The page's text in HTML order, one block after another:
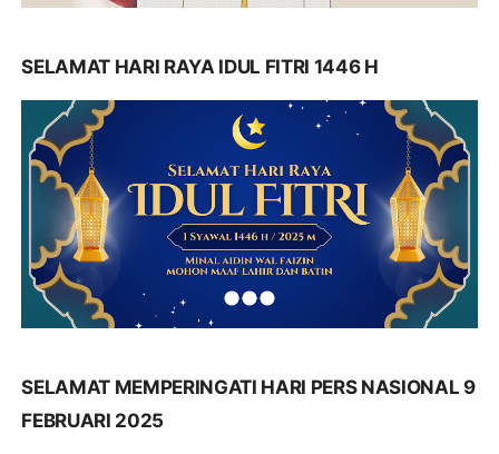
SELAMAT HARI RAYA IDUL FITRI 1446 H
SELAMAT MEMPERINGATI HARI PERS NASIONAL 9
FEBRUARI 2025